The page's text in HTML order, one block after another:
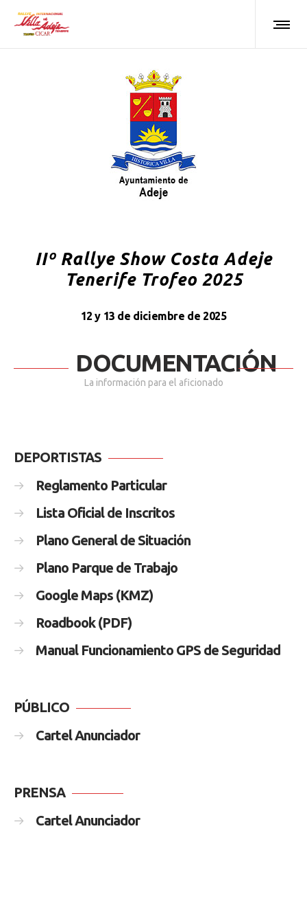
IIº Rallye Show Costa Adeje
Tenerife Trofeo 2025
12 y 13 de diciembre de 2025
DOCUMENTACIÓN
La información para el aficionado
DEPORTISTAS
Reglamento Particular
Lista Oficial de Inscritos
Plano General de Situación
Plano Parque de Trabajo
Google Maps (KMZ)
Roadbook (PDF)
Manual Funcionamiento GPS de Seguridad
PÚBLICO
Cartel Anunciador
PRENSA
Cartel Anunciador